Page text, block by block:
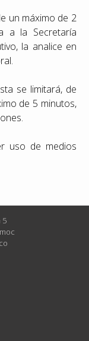
un máximo de 2
a la Secretaría
la analice en
se limitará, de
de 5 minutos,
uso de medios
5